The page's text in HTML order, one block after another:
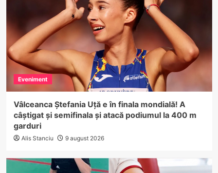
Eveniment
Vâlceanca Ștefania Uță e în finala mondială! A
câștigat și semifinala și atacă podiumul la 400 m
garduri
Alis Stanciu 9 august 2026